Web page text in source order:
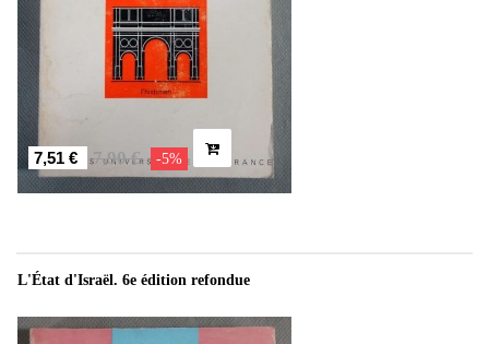
7,51 € 7,90 € -5%
L'État d'Israël. 6e édition refondue